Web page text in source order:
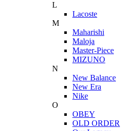
L
Lacoste
M
Maharishi
Maloja
Master-Piece
MIZUNO
N
New Balance
New Era
Nike
O
OBEY
OLD ORDER